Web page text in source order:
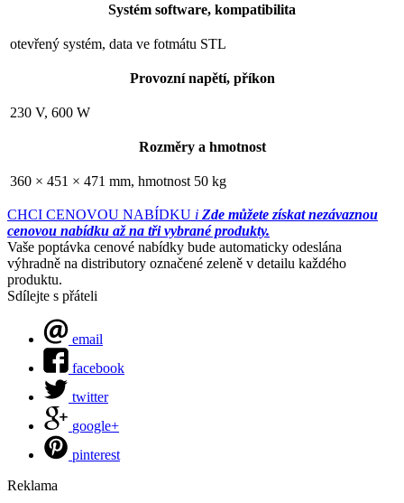
Systém software, kompatibilita
otevřený systém, data ve fotmátu STL
Provozní napětí, příkon
230 V, 600 W
Rozměry a hmotnost
360 × 451 × 471 mm, hmotnost 50 kg
CHCI CENOVOU NABÍDKU i Zde můžete získat nezávaznou
cenovou nabídku až na tři vybrané produkty.
Vaše poptávka cenové nabídky bude automaticky odeslána
výhradně na distributory označené zeleně v detailu každého
produktu.
Sdílejte s přáteli
email
facebook
twitter
google+
pinterest
Reklama